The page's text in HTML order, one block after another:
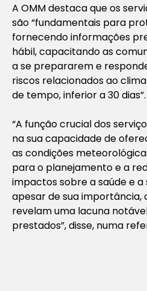
A OMM destaca que os
são “fundamentais para
fornecendo informações
hábil, capacitando as
a se prepararem e
riscos relacionados ao
de tempo, inferior a 30 dias”.
“A função crucial dos
na sua capacidade de
as condições
para o planejamento e a
impactos sobre a saúde e
apesar de sua importância,
revelam uma lacuna
prestados”, disse, numa